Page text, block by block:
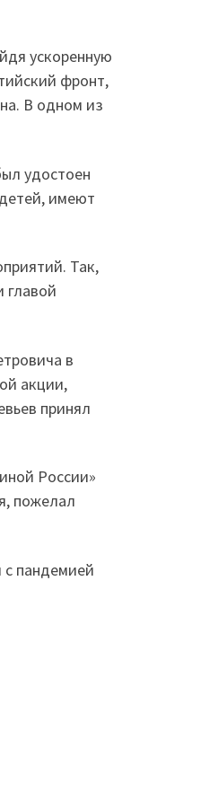
ускоренную
фронт,
В одном из
удостоен
имеют
Так,
в
акции,
принял
России»
пожелал
пандемией